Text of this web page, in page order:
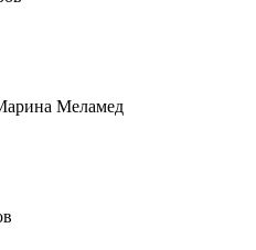
Меламед